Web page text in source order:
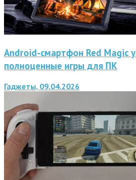
Android-смартфон Red Magic
полноценные игры для ПК
Гаджеты, 09.04.2026